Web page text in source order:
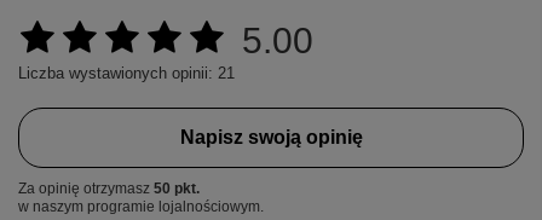
5.00
Liczba wystawionych opinii: 21
Napisz swoją opinię
Za opinię otrzymasz 50 pkt.
w naszym programie lojalnościowym.